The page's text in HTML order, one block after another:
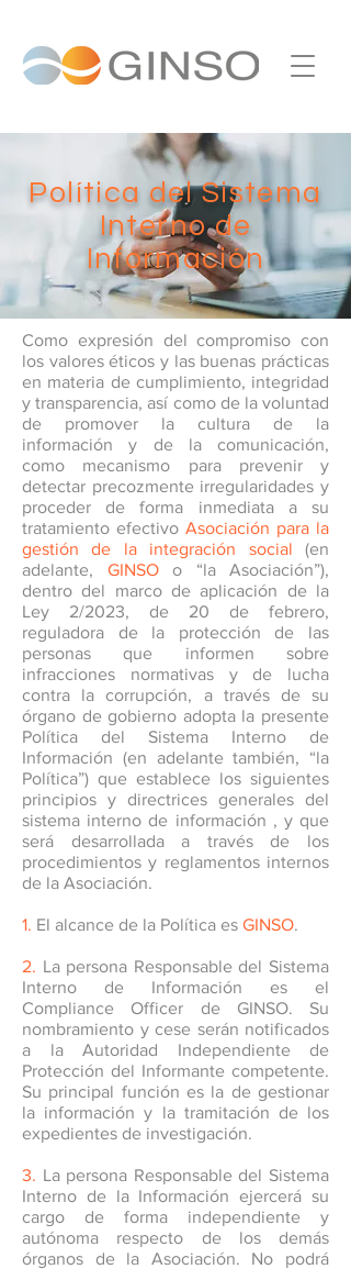
Política del Sistema
Interno de
Información
Como expresión del compromiso con
los valores éticos y las buenas prácticas
en materia de cumplimiento, integridad
y transparencia, así como de la voluntad
de promover la cultura de la
información y de la comunicación,
como mecanismo para prevenir y
detectar precozmente irregularidades y
proceder de forma inmediata a su
tratamiento efectivo Asociación para la
gestión de la integración social (en
adelante, GINSOo “la Asociación”),
dentro del marco de aplicación de la
Ley 2/2023, de 20 de febrero,
reguladora de la protección de las
personas que informen sobre
infracciones normativas y de lucha
contra la corrupción, a través de su
órgano de gobierno adopta la presente
Política del Sistema Interno de
Información (en adelante también, “la
Política”) que establece los siguientes
principios y directrices generales del
sistema interno de información , y que
será desarrollada a través de los
procedimientos y reglamentos internos
de la Asociación.
1. El alcance de la Política es GINSO.
2. La persona Responsable del Sistema
Interno de Información es el
Compliance Officer de GINSO. Su
nombramiento y cese serán notificados
a la Autoridad Independiente de
Protección del Informante competente.
Su principal función es la de gestionar
la información y la tramitación de los
expedientes de investigación.
3. La persona Responsable del Sistema
Interno de la Información ejercerá su
cargo de forma independiente y
autónoma respecto de los demás
órganos de la Asociación. No podrá